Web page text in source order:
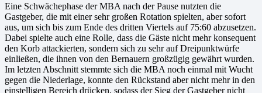
Eine Schwächephase der MBA nach der Pause nutzten die
Gastgeber, die mit einer sehr großen Rotation spielten, aber sofort
aus, um sich bis zum Ende des dritten Viertels auf 75:60 abzusetzen.
Dabei spielte auch eine Rolle, dass die Gäste nicht mehr konsequent
den Korb attackierten, sondern sich zu sehr auf Dreipunktwürfe
einließen, die ihnen von den Bernauern großzügig gewährt wurden.
Im letzten Abschnitt stemmte sich die MBA noch einmal mit Wucht
gegen die Niederlage, konnte den Rückstand aber nicht mehr in den
einstelligen Bereich drücken, sodass der Sieg der Gastgeber nicht